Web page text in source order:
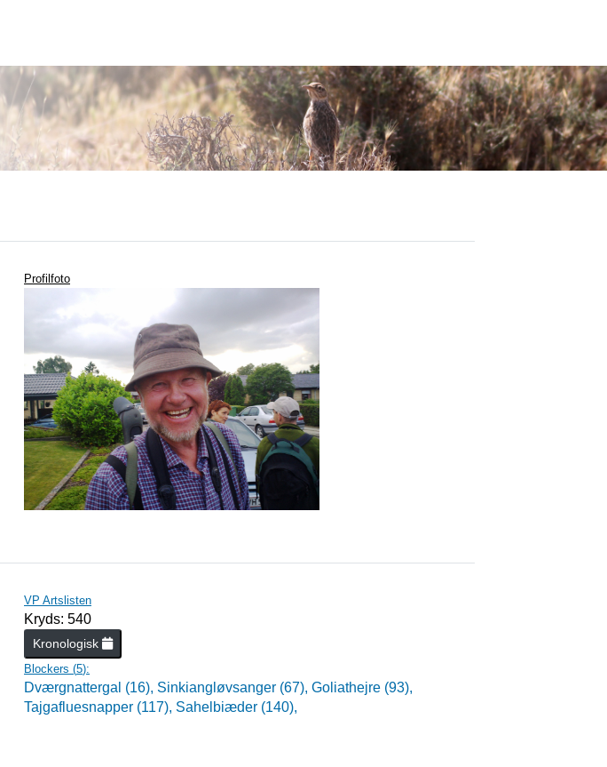
Profilfoto
VP Artslisten
Kryds: 540
Kronologisk
Blockers (5):
Dværgnattergal (16), Sinkiangløvsanger (67), Goliathejre (93),
Tajgafluesnapper (117), Sahelbiæder (140),